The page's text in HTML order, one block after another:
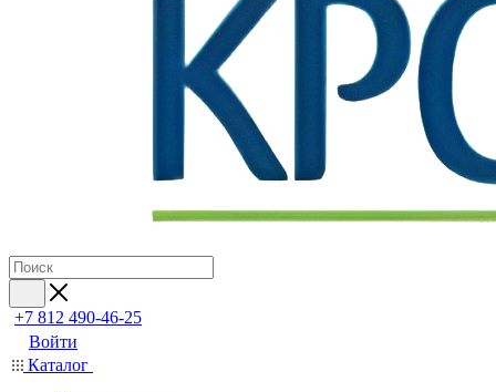
+7 812 490-46-25
Войти
Каталог